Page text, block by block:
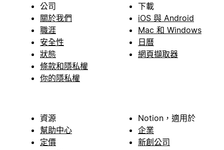
公司
關於我們
職涯
安全性
狀態
條款和隱私權
你的隱私權
下載
iOS 與 Android
Mac 和 Windows
日曆
網頁擷取器
資源
幫助中心
定價
Notion，適用於
企業
新創公司